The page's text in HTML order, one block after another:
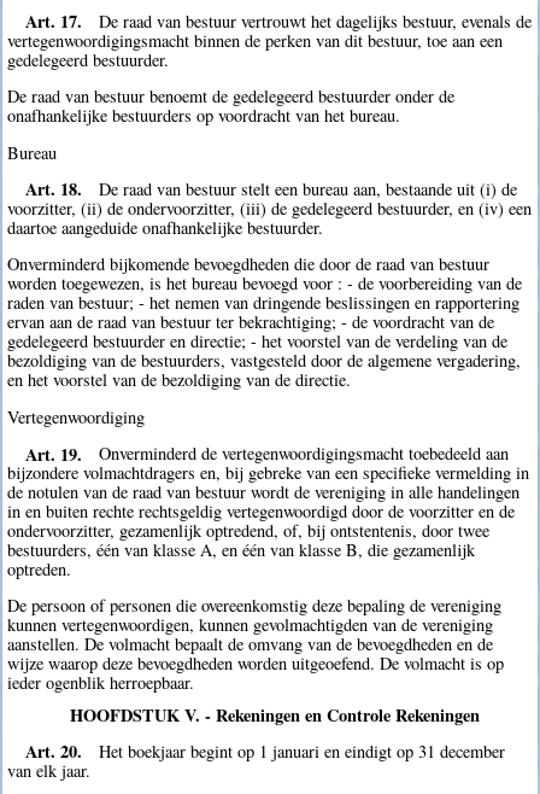
Art. 17.
De raad van bestuur vertrouwt het dagelijks bestuur, evenals de
vertegenwoordigingsmacht binnen de perken van dit bestuur, toe aan een
gedelegeerd bestuurder.
De raad van bestuur benoemt de gedelegeerd bestuurder onder de
onafhankelijke bestuurders op voordracht van het bureau.
Bureau
Art. 18.
De raad van bestuur stelt een bureau aan, bestaande uit (i) de
voorzitter, (ii) de ondervoorzitter, (iii) de gedelegeerd bestuurder, en (iv) een
daartoe aangeduide onafhankelijke bestuurder.
Onverminderd bijkomende bevoegdheden die door de raad van bestuur
worden toegewezen, is het bureau bevoegd voor : - de voorbereiding van de
raden van bestuur; - het nemen van dringende beslissingen en rapportering
ervan aan de raad van bestuur ter bekrachtiging; - de voordracht van de
gedelegeerd bestuurder en directie; - het voorstel van de verdeling van de
bezoldiging van de bestuurders, vastgesteld door de algemene vergadering,
en het voorstel van de bezoldiging van de directie.
Vertegenwoordiging
Art. 19.
Onverminderd de vertegenwoordigingsmacht toebedeeld aan
bijzondere volmachtdragers en, bij gebreke van een specifieke vermelding in
de notulen van de raad van bestuur wordt de vereniging in alle handelingen
in en buiten rechte rechtsgeldig vertegenwoordigd door de voorzitter en de
ondervoorzitter, gezamenlijk optredend, of, bij ontstentenis, door twee
bestuurders, één van klasse A, en één van klasse B, die gezamenlijk
optreden.
De persoon of personen die overeenkomstig deze bepaling de vereniging
kunnen vertegenwoordigen, kunnen gevolmachtigden van de vereniging
aanstellen. De volmacht bepaalt de omvang van de bevoegdheden en de
wijze waarop deze bevoegdheden worden uitgeoefend. De volmacht is op
ieder ogenblik herroepbaar.
HOOFDSTUK V. - Rekeningen en Controle Rekeningen
Art. 20.
Het boekjaar begint op 1 januari en eindigt op 31 december
van elk jaar.